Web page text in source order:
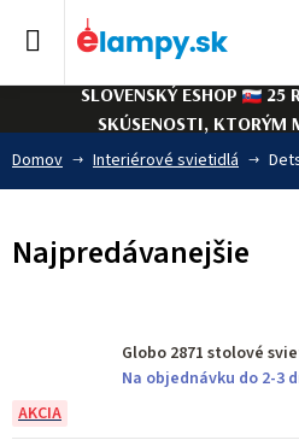
SLOVENSKÝ ESHOP
25
SKÚSENOSTI, KTORÝM
Domov Interiérové svietidlá
Najpredávanejšie
Globo 2871 stolové
Na objednávku do 2-3